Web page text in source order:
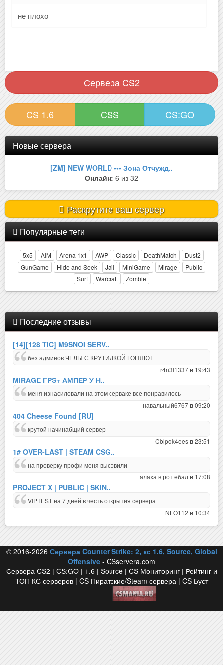
не плохо
Сервера CS2
CS 1.6 CSS CS:GO
Новые сервера
[ZM] NEW WORLD ••• Зона Отчужд..
Онлайн: 6 из 32
Раскрутите ваш сервер
Популярные теги
5x5 AIM Arena 1x1 AWP Classic DeathMatch
Dust2
GunGame
Hide and Seek Jail MiniGame Mirage
Public
Surf
Warcraft Zombie
Последние отзывы
[14][128 TIC] M9SNOI SERV..
без админов ЧЕЛЫ С КРУТИЛКОЙ ГОНЯЮТ
r4n3l1337в 19:43
MIRAGE FPS+ АМПЕР У Н..
меня изнасиловали на этом серваке все понравилось
навальный6767в09:20
404 Cheese Found [RU]
крутой начинабщий сервер
Cblpok4eesв23:51
1# OVER-LAST | STEAM CSG..
на проверку профи меня высовили
алаха в рот ебалв 17:08
PROJECT X | PUBLIC | SKIN..
VIPTEST на 7 дней в честь открытия сервера
NLO112 в 10:34
© 2016-2026 Сервера Counter Strike: 2, кс 1.6, Source, Global
Offensive - CSservera.com
Сервера CS2 | CS:GO | 1.6 | Source | CS Мониторинг | Рейтинг и
ТОП КС серверов | CS Пиратские/Steam сервера | CS Буст